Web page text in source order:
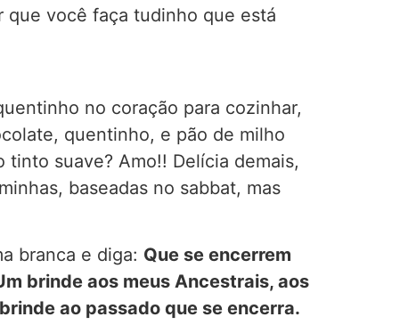
que você faça tudinho que está
no coração para cozinhar,
quentinho, e pão de milho
suave? Amo!! Delícia demais,
baseadas no sabbat, mas
branca e diga: Que se encerrem
brinde aos meus Ancestrais, aos
ao passado que se encerra.